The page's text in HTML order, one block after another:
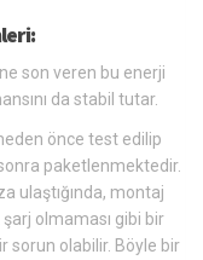
son veren bu enerji
da stabil tutar.
önce test edilip
paketlenmektedir.
ulaştığında, montaj
olmaması gibi bir
sorun olabilir. Böyle bir